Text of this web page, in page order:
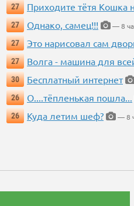
27
Приходите тётя Кошка
27
Однако, самец!!!
— 8
27
Это нарисовал сам
27
Волга - машина для
30
Бесплатный интернет
26
О....тёпленькая пошла...
26
Куда летим шеф? — 8